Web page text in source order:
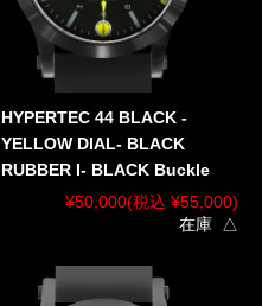
HYPERTEC 44 BLACK -
YELLOW DIAL- BLACK
RUBBER I- BLACK Buckle
¥50,000(税込 ¥55,000)
在庫 △